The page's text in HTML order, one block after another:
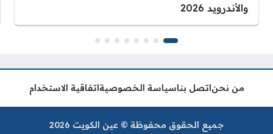
والأندرويد 2026
من نحناتصل بناسياسة الخصوصيةاتفاقية الاستخدام
جميع الحقوق محفوظة © عين الكويت 2026